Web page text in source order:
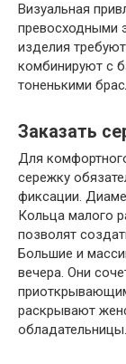
Визуальная
превосходными
изделия
комбинируют с
тоненькими
Заказать
Для
сережку
фиксации.
Кольца малого
позволят
Большие и
вечера. Они
раскрывают
обладательницы.